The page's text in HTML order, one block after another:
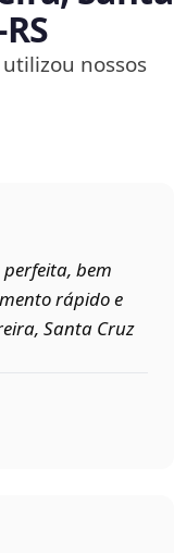
nossos
bem
rápido e
Santa Cruz